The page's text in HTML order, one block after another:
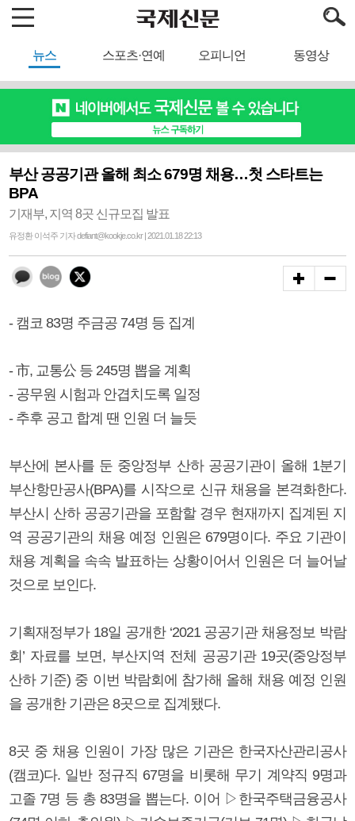
뉴스 스포츠·연예 오피니언 동영상
부산 공공기관 올해 최소 679명 채용…첫 스타트는
BPA
기재부, 지역 8곳 신규모집 발표
유정환 이석주 기자 defiant@kookje.co.kr | 2021.01.18 22:13
- 캠코 83명 주금공 74명 등 집계
- 市, 교통公 등 245명 뽑을 계획
- 공무원 시험과 안겹치도록 일정
- 추후 공고 합계 땐 인원 더 늘듯
부산에 본사를 둔 중앙정부 산하 공공기관이 올해 1분기
부산항만공사(BPA)를 시작으로 신규 채용을 본격화한다.
부산시 산하 공공기관을 포함할 경우 현재까지 집계된 지
역 공공기관의 채용 예정 인원은 679명이다. 주요 기관이
채용 계획을 속속 발표하는 상황이어서 인원은 더 늘어날
것으로 보인다.
기획재정부가 18일 공개한 ‘2021 공공기관 채용정보 박람
회’ 자료를 보면, 부산지역 전체 공공기관 19곳(중앙정부
산하 기준) 중 이번 박람회에 참가해 올해 채용 예정 인원
을 공개한 기관은 8곳으로 집계됐다.
8곳 중 채용 인원이 가장 많은 기관은 한국자산관리공사
(캠코)다. 일반 정규직 67명을 비롯해 무기 계약직 9명과
고졸 7명 등 총 83명을 뽑는다. 이어 ▷한국주택금융공사